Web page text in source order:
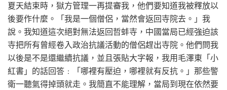
夏天結束時，獄方管理一再提審我，他們要知道我被釋放以
後要作什麼。「我是一個僧侶，當然會返回寺院去。」我
說。我知道這次絕對無法返回哲蚌寺，中國當局已經強迫該
寺把所有曾經卷入政治抗議活動的僧侶趕出寺院。他們問我
以後是不是還繼續抗議，並且張貼大字報，我用毛澤東「小
紅書」的話回答﹕「哪裡有壓迫，哪裡就有反抗。」那些警
衛一聽氣得掉頭就走。我簡直不能理解，當局到現在依然要